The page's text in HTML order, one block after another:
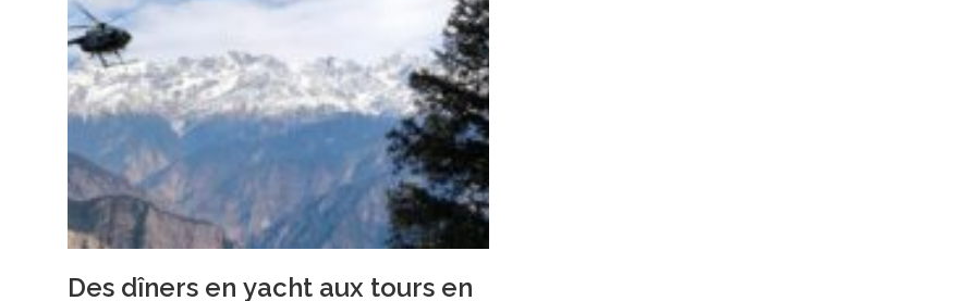
Des dîners en yacht aux tours en